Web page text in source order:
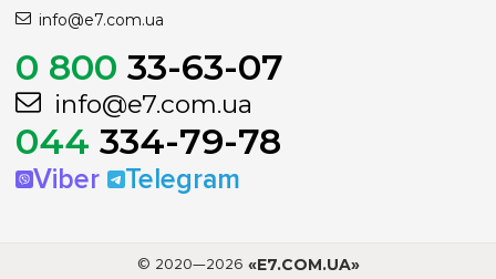
info@e7.com.ua
0 800 33-63-07
info@e7.com.ua
044 334-79-78
Viber Telegram
© 2020—2026 «E7.COM.UA»